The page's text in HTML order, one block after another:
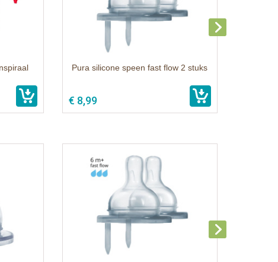
Pura silicone speen fast flow 2 stuks
€ 8,99